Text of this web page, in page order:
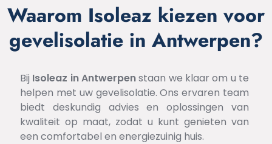
Waarom Isoleaz kiezen voor
gevelisolatie in Antwerpen?
Bij Isoleaz in Antwerpenstaan we klaar om u te
helpen met uw gevelisolatie. Ons ervaren team
biedt deskundig advies en oplossingen van
kwaliteit op maat, zodat u kunt genieten van
een comfortabel en energiezuinig huis.